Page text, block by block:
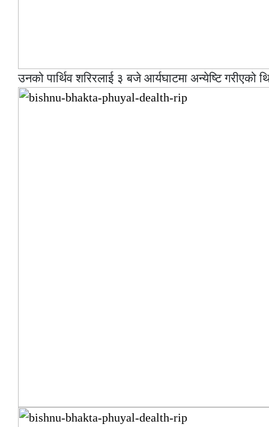
उनको पार्थिव शरिरलाई ३ बजे आर्यघाटमा अन्येष्टि गरीएको